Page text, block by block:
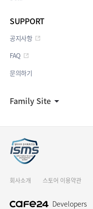
Developers
Family Site
SUPPORT
공지사항
FAQ
문의하기
회사소개 스토어 이용약관